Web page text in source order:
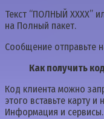
Текст “ПОЛНЫЙ ХХХХ”
на Полный пакет.
Сообщение отправьте
Как получить
Код клиента можно
этого вставьте карту
Информация и сервисы.